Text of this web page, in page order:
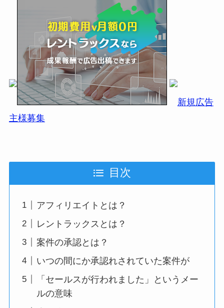
新規広告
主様募集
目次
アフィリエイトとは？
レントラックスとは？
案件の承認とは？
いつの間にか承認れされていた案件が
「セールスが行われました」というメー
ルの意味